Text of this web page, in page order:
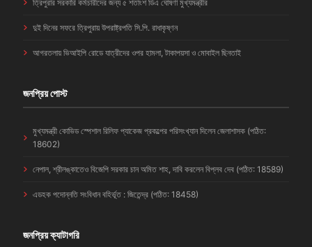
ত্রিপুরার সরকারি কর্মচারীদের জন্য ৫ শতাংশ ডিএ ঘোষণা মুখ্যমন্ত্রীর
দুই দিনের সফরে ত্রিপুরায় উপরাষ্ট্রপতি সি.পি. রাধাকৃষ্ণন
আগরতলায় ভিআইপি রোডে যাত্রীদের ওপর হামলা, টাকাপয়সা ও মোবাইল ছিনতাই
জনপ্রিয় পোস্ট
মুখ্যমন্ত্রী কোভিড স্পেশাল রিলিফ প্যাকেজ প্রকল্পের পরিসংখ্যান দিলেন জেলাশাসক (পঠিত:
18602)
নেপাল, শ্রীলঙ্কাতেও বিজেপি সরকার চান অমিত শাহ, দাবি করলেন বিপ্লব দেব (পঠিত: 18589)
এডহক পদোন্নতি সংবিধান বহির্ভূত : জিতেন্দ্র (পঠিত: 18458)
জনপ্রিয় ক্যাটাগরি